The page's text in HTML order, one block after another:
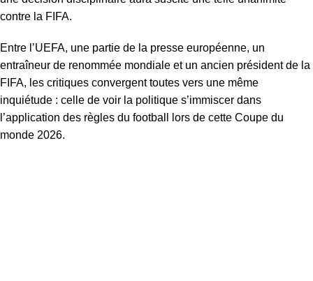
contre la FIFA.
Entre l’UEFA, une partie de la presse européenne, un
entraîneur de renommée mondiale et un ancien président de la
FIFA, les critiques convergent toutes vers une même
inquiétude : celle de voir la politique s’immiscer dans
l’application des règles du football lors de cette Coupe du
monde 2026.